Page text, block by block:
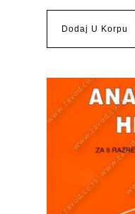
Dodaj U Korpu